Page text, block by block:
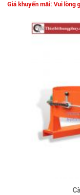
Giá khuyến mãi: Vui lòng